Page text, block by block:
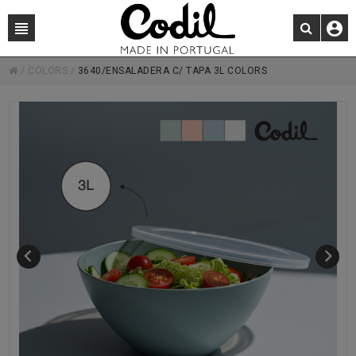
/ COLORS / 3640/ENSALADERA C/ TAPA 3L COLORS